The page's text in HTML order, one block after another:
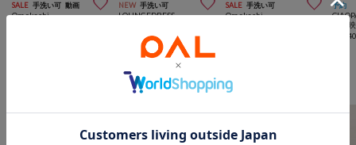
SALE 手洗い可 動画
Omekashi
NEW 手洗い可
LOUNGEDRESS
SALE 手洗い可
Omekashi
予約
Omekashiからのおすすめ